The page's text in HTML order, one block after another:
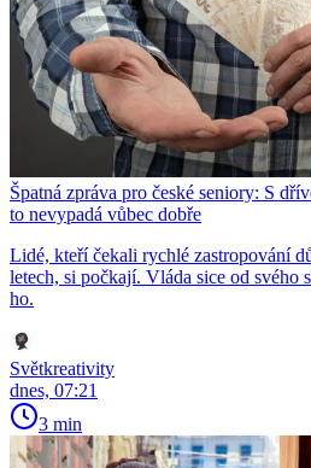
Špatná zpráva pro české seniory: S
to nevypadá vůbec dobře
Lidé, kteří čekali rychlé zastropování
letech, si počkají. Vláda sice od svého
ho.
Světkreativity
dnes, 07:21
3 min